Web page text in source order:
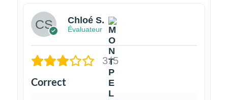
Chloé S.
Évaluateur
3/5
Correct